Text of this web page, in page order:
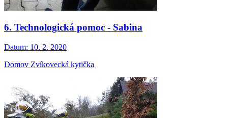
6. Technologická pomoc - Sabina
Datum: 10. 2. 2020
Domov Zvíkovecká kytička